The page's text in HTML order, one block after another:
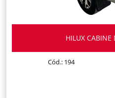
HILUX
Cód.: 194